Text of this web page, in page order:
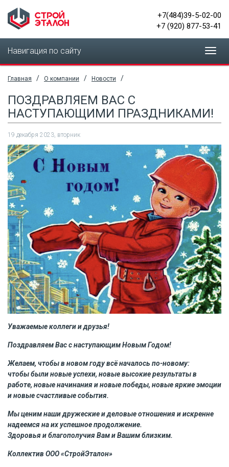
+7(484)39-5-02-00
+7 (920) 877-53-41
Навигация по сайту
Главная / О компании / Новости /
ПОЗДРАВЛЯЕМ ВАС С
НАСТУПАЮЩИМИ ПРАЗДНИКАМИ!
19 декабря 2023, вторник
Уважаемые коллеги и друзья!
Поздравляем Вас с наступающим Новым Годом!
Желаем, чтобы в новом году всё началось по-новому:
чтобы были новые успехи, новые высокие результаты в
работе, новые начинания и новые победы, новые яркие эмоции
и новые счастливые события.
Мы ценим наши дружеские и деловые отношения и искренне
надеемся на их успешное продолжение.
Здоровья и благополучия Вам и Вашим близким.
Коллектив ООО «СтройЭталон»